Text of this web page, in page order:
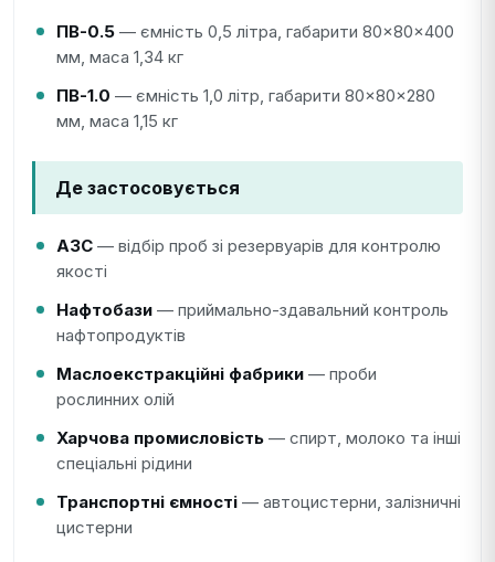
ПВ-0.5 — ємність 0,5 літра, габарити 80×80×400
мм, маса 1,34 кг
ПВ-1.0 — ємність 1,0 літр, габарити 80×80×280
мм, маса 1,15 кг
Де застосовується
АЗС — відбір проб зі резервуарів для контролю
якості
Нафтобази — приймально-здавальний контроль
нафтопродуктів
Маслоекстракційні фабрики — проби
рослинних олій
Харчова промисловість — спирт, молоко та інші
спеціальні рідини
Транспортні ємності — автоцистерни, залізничні
цистерни